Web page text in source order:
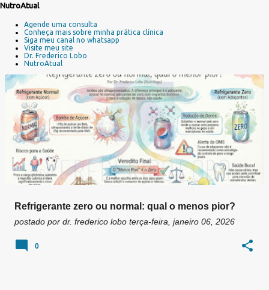
g
e
NutroAtual
Agende uma consulta
Conheça mais sobre minha prática clínica
Siga meu canal no whatsapp
Visite meu site
Dr. Frederico Lobo
NutroAtual
Refrigerante zero ou normal: qual o menos pior?
postado por dr. frederico lobo terça-feira, janeiro 06, 2026
0